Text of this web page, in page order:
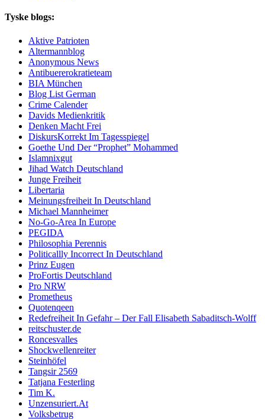
Tyske blogs:
Aktive Patrioten
Altermannblog
Anonymous News
Antibuererokratieteam
BIA München
Blog List German
Crime Calender
Davids Medienkritik
Denken Macht Frei
DiskursKorrekt Im Tagesspiegel
Goethe Und Der “Prophet” Mohammed
Islamnixgut
Jihad Watch Deutschland
Junge Freiheit
Libertaria
Meinungsfreiheit In Deutschland
Michael Mannheimer
No-Go-Area In Europe
PEGIDA
Philosophia Perennis
Politicallly Incorrect In Deutschland
Prinz Eugen
ProFortis Deutschland
Pro NRW
Prometheus
Quotenqeen
Redefreiheit In Gefahr – Der Fall Elisabeth Sabaditsch-Wolff
reitschuster.de
Roncesvalles
Shockwellenreiter
Steinhöfel
Tangsir 2569
Tatjana Festerling
Tim K.
Unzensuriert.At
Volksbetrug